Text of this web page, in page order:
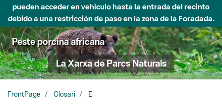
pueden acceder en vehículo hasta la entrada del recinto
debido a una restricción de paso en la zona de la Foradada.
Peste porcina africana
La Xarxa de Parcs Naturals
FrontPage Glosari E